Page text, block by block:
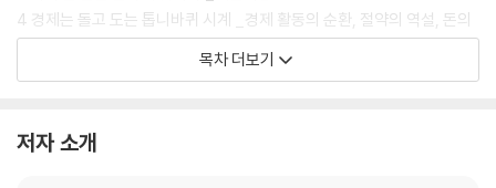
4 경제는 돌고 도는 톱니바퀴 시계 _경제 활동의 순환, 절약의 역설, 돈의
기능
5 뭣이 중한디? 효율성이 중하다! _효율성, 생산 가능 곡선, 시장 경제
8 용어를 정확히 알면 경제가 보인다 _돈, 투자, 자본, 희소성, 공짜, 지출
목차 더보기
저자 소개